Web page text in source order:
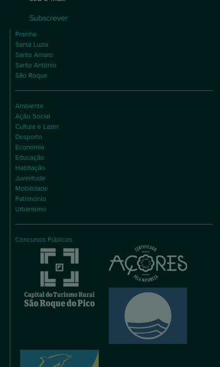
Subscrever
Praínha
Santa Luzia
Santo Amaro
Santo António
São Roque
Ambiente
Ação Social
Cultura e Lazer
Desporto
Economia
Educação
Habitação
Juventude
Mobilidade
Património
Urbanismo
Concursos Públicos